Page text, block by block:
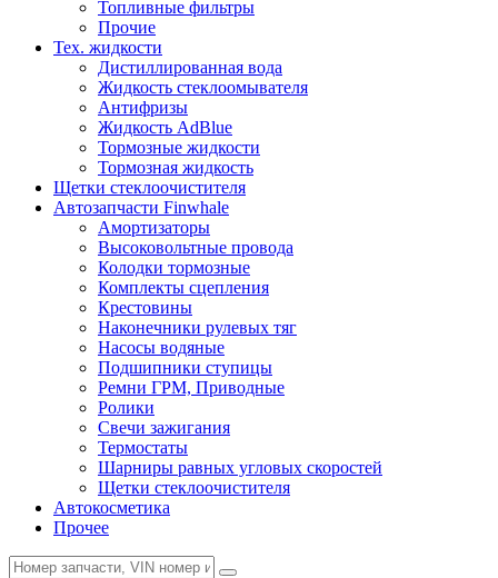
Топливные фильтры
Прочие
Тех. жидкости
Дистиллированная вода
Жидкость стеклоомывателя
Антифризы
Жидкость AdBlue
Тормозные жидкости
Тормозная жидкость
Щетки стеклоочистителя
Автозапчасти Finwhale
Амортизаторы
Высоковольтные провода
Колодки тормозные
Комплекты сцепления
Крестовины
Наконечники рулевых тяг
Насосы водяные
Подшипники ступицы
Ремни ГРМ, Приводные
Ролики
Свечи зажигания
Термостаты
Шарниры равных угловых скоростей
Щетки стеклоочистителя
Автокосметика
Прочее